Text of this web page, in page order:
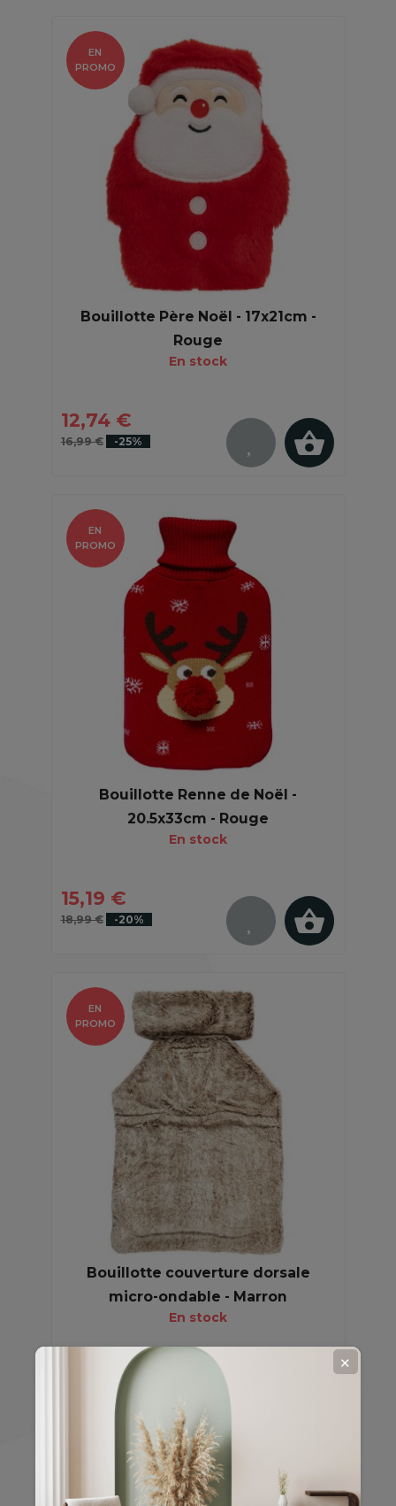
Bouillotte Père Noël - 17x21cm -
Rouge
En stock
12,74 €
16,99 € -25%
EN
PROMO
Bouillotte Renne de Noël -
20.5x33cm - Rouge
En stock
15,19 €
18,99 € -20%
EN
PROMO
Bouillotte couverture dorsale
micro-ondable - Marron
En stock
24,63 €
-20%
EN
PROMO
PROMO
✕